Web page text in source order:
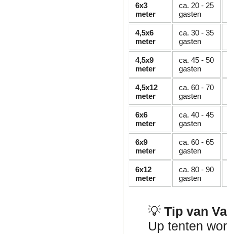
6x3
meter
ca. 20 - 25
gasten
4,5x6
meter
ca. 30 - 35
gasten
4,5x9
meter
ca. 45 - 50
gasten
4,5x12
meter
ca. 60 - 70
gasten
6x6
meter
ca. 40 - 45
gasten
6x9
meter
ca. 60 - 65
gasten
6x12
meter
ca. 80 - 90
gasten
💡 Tip van
Up tenten